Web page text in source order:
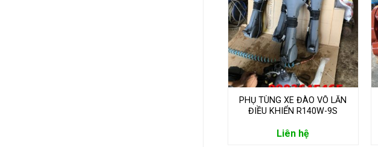
PHỤ TÙNG XE ĐÀO VÔ LĂN
ĐIỀU KHIỂN R140W-9S
Liên hệ